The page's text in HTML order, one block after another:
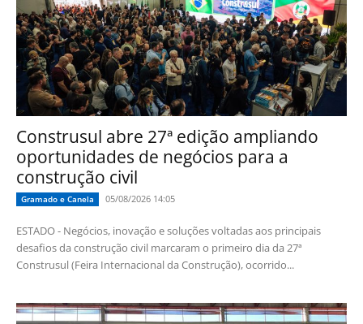
Construsul abre 27ª edição ampliando
oportunidades de negócios para a
construção civil
Gramado e Canela 05/08/2026 14:05
ESTADO - Negócios, inovação e soluções voltadas aos principais
desafios da construção civil marcaram o primeiro dia da 27ª
Construsul (Feira Internacional da Construção), ocorrido...